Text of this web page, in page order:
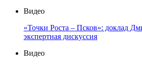
Видео
«Точки Роста – Псков»: доклад
экспертная дискуссия
Видео